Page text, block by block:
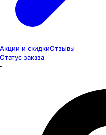
Акции и скидкиОтзывы
Статус заказа